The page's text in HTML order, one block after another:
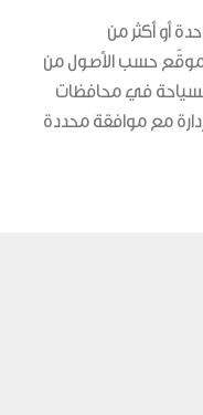
أو أكثر من
موقّع حسب الأصول من
للسفر والسياحة في محافظات
مع موافقة محددة